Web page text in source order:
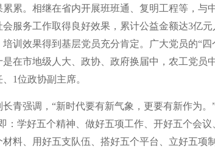
累累。相继在省内开展班班通、复明工程等，与
会服务工作取得良好效果，累计公益金额达3亿元
培训效果得到基层党员充分肯定。广大党员的“
是在市地级人大、政协、政府换届中，农工党员
1位政协副主席。
长青强调，“新时代要有新气象，更要有新作为。
：学好五个精神、做好五项工作、开好五个会
材料、用好五支队伍、搭好五个平台、立好五项